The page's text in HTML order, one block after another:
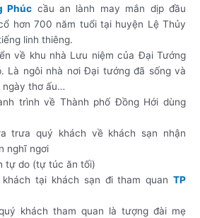
Phúc cầu an lành may mắn dịp đầu
hơn 700 năm tuổi tại huyện Lệ Thủy
linh thiêng.
về khu nhà Lưu niệm của Đại Tướng
Là ngôi nhà nơi Đại tướng đã sống và
ngày thơ ấu…
trình về Thành phố Đồng Hới dùng
trưa quý khách về khách sạn nhận
nghĩ ngơi
tự do (tự túc ăn tối)
khách tại khách sạn đi tham quan TP
khách tham quan là tượng đài mẹ